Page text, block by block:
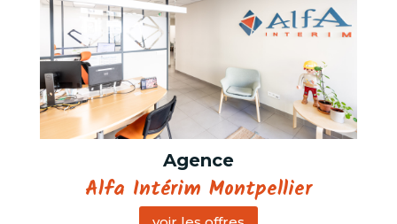
Agence
Alfa Intérim Montpellier